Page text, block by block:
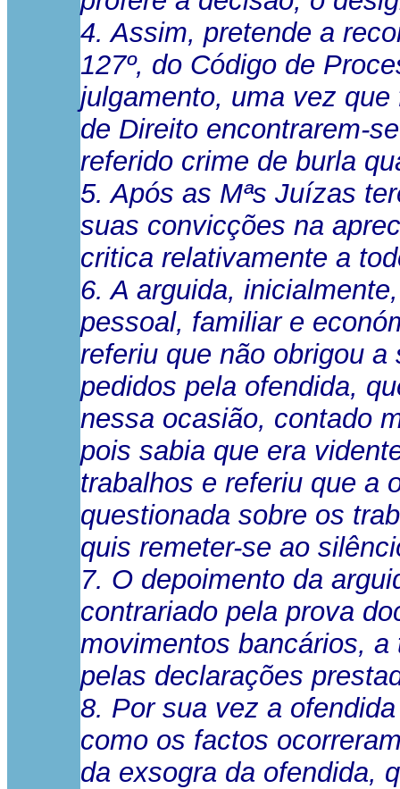
4. Assim, pretende a
127º, do Código de
julgamento, uma vez
de Direito encontrarem-
referido crime de burla
5. Após as Mªs Juízas
suas convicções na
critica relativamente a
6. A arguida,
pessoal, familiar e
referiu que não obrigou
pedidos pela ofendida,
nessa ocasião, contado
pois sabia que era
trabalhos e referiu que a
questionada sobre os
quis remeter-se ao
7. O depoimento da
contrariado pela prova
movimentos bancários,
pelas declarações
8. Por sua vez a
como os factos
da exsogra da ofendida,